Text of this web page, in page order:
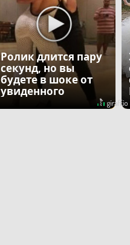
Ролик длится пару
секунд, но вы
будете в шоке от
увиденного